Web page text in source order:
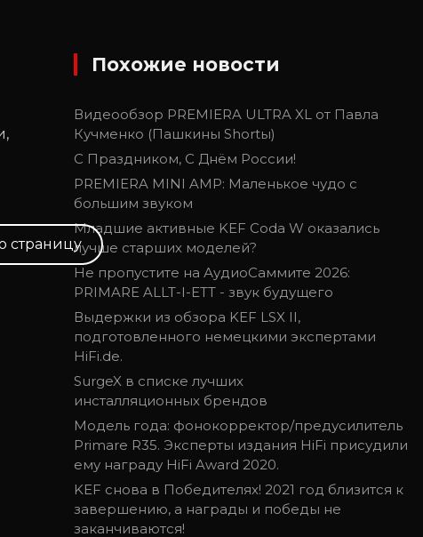
страницу
Похожие новости
Видеообзор PREMIERA ULTRA XL от Павла
Кучменко (Пашкины Shortы)
С Праздником, С Днём России!
PREMIERA MINI AMP: Маленькое чудо с
большим звуком
Младшие активные KEF Coda W оказались
лучше старших моделей?
Не пропустите на АудиоСаммите 2026:
PRIMARE ALLT-I-ETT - звук будущего
Выдержки из обзора KEF LSX II,
подготовленного немецкими экспертами
HiFi.de.
SurgeX в списке лучших
инсталляционных брендов
Модель года: фонокорректор/предусилитель
Primare R35. Эксперты издания HiFi присудили
ему награду HiFi Award 2020.
KEF снова в Победителях! 2021 год близится к
завершению, а награды и победы не
заканчиваются!